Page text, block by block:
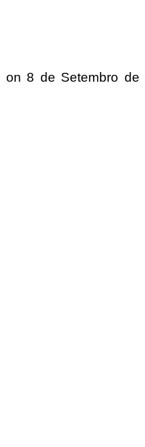
on8 de Setembro de